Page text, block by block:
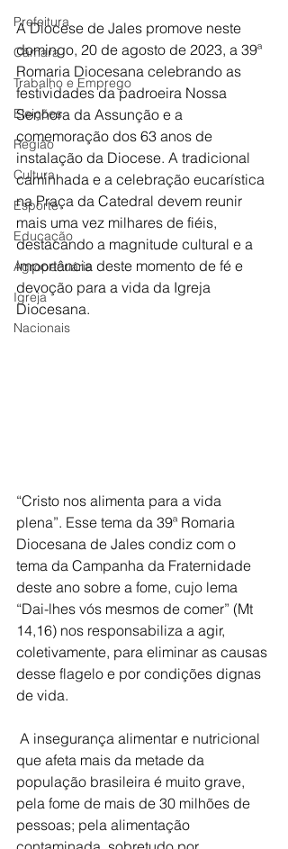
Prefeitura
Câmara
Trabalho e Emprego
Eleições
Região
Cultura
Esporte
Educação
Agropecuária
Igreja
Nacionais
A Diocese de Jales promove neste
domingo, 20 de agosto de 2023, a 39ª
Romaria Diocesana celebrando as
festividades da padroeira Nossa
Senhora da Assunção e a
comemoração dos 63 anos de
instalação da Diocese. A tradicional
caminhada e a celebração eucarística
na Praça da Catedral devem reunir
mais uma vez milhares de fiéis,
destacando a magnitude cultural e a
importância deste momento de fé e
devoção para a vida da Igreja
Diocesana.
“Cristo nos alimenta para a vida
plena”. Esse tema da 39ª Romaria
Diocesana de Jales condiz com o
tema da Campanha da Fraternidade
deste ano sobre a fome, cujo lema
“Dai-lhes vós mesmos de comer” (Mt
14,16) nos responsabiliza a agir,
coletivamente, para eliminar as causas
desse flagelo e por condições dignas
de vida.
que afeta mais da metade da
população brasileira é muito grave,
pela fome de mais de 30 milhões de
pessoas; pela alimentação